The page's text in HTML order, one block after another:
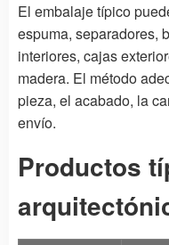
El embalaje típico
espuma, separadores,
interiores, cajas
madera. El método
pieza, el acabado, la
envío.
Productos